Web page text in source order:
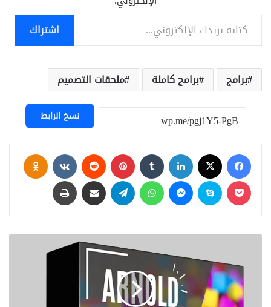
كتابة بريدك الإلكتروني...
اشتراك
برامج برامج كاملة ملحقات التصميم
نسخ الرابط
فيسبوك لينكدإن بينتيريست
‫Pocket
سكايب ماسنجر واتساب تيلقرام مشاركة عبر البريد طباعة
Arnold
2025-